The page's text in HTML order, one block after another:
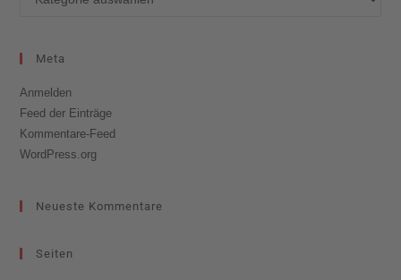
Meta
Anmelden
Feed der Einträge
Kommentare-Feed
WordPress.org
Neueste Kommentare
Seiten